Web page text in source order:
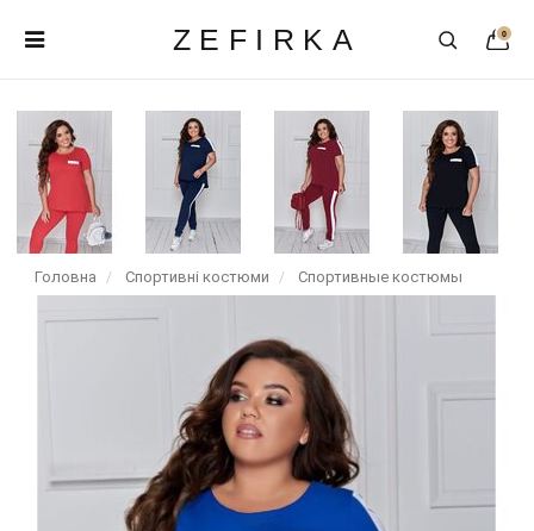
ZEFIRKA 0
Головна Спортивні костюми Спортивные костюмы